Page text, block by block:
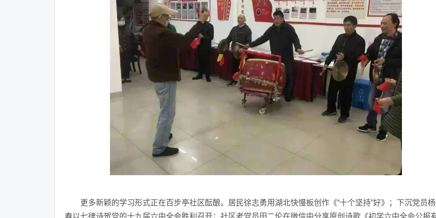
更多新颖的学习形式正在百步亭社区酝酿。居民徐志勇用湖北快慢板创作《“十个坚持”好》；下沉党员
春以七律诗贺党的十九届六中全会胜利召开；社区老党员田二伦在微信中分享原创诗歌《初学六中全会公报